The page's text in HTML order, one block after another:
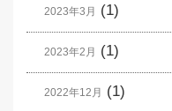
2023年3月 (1)
2023年2月 (1)
2022年12月 (1)